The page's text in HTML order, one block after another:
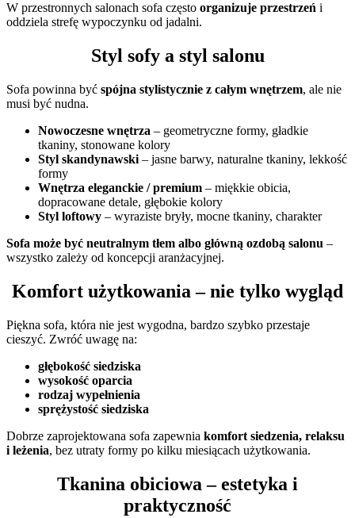
W przestronnych salonach sofa często organizuje przestrzeń i
oddziela strefę wypoczynku od jadalni.
Styl sofy a styl salonu
Sofa powinna być spójna stylistycznie z całym wnętrzem, ale nie
musi być nudna.
Nowoczesne wnętrza – geometryczne formy, gładkie
tkaniny, stonowane kolory
Styl skandynawski – jasne barwy, naturalne tkaniny, lekkość
formy
Wnętrza eleganckie / premium – miękkie obicia,
dopracowane detale, głębokie kolory
Styl loftowy – wyraziste bryły, mocne tkaniny, charakter
Sofa może być neutralnym tłem albo główną ozdobą salonu –
wszystko zależy od koncepcji aranżacyjnej.
Komfort użytkowania – nie tylko wygląd
Piękna sofa, która nie jest wygodna, bardzo szybko przestaje
cieszyć. Zwróć uwagę na:
głębokość siedziska
wysokość oparcia
rodzaj wypełnienia
sprężystość siedziska
Dobrze zaprojektowana sofa zapewnia komfort siedzenia, relaksu
i leżenia, bez utraty formy po kilku miesiącach użytkowania.
Tkanina obiciowa – estetyka i
praktyczność